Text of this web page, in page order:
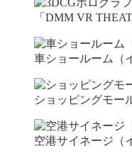
「DMM VR
車ショールーム（
ショッピングモー
空港サイネージ（